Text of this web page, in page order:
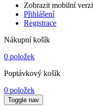
Zobrazit mobilní verzi
Přihlášení
Registrace
Nákupní košík
0 položek
Poptávkový košík
0 položek
Toggle nav